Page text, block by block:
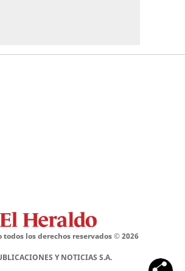
todos los derechos reservados ©2026
Y NOTICIAS S.A.